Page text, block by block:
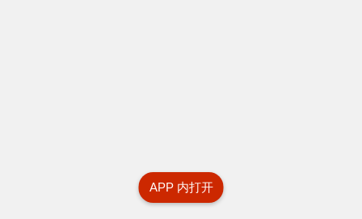
APP 内打开